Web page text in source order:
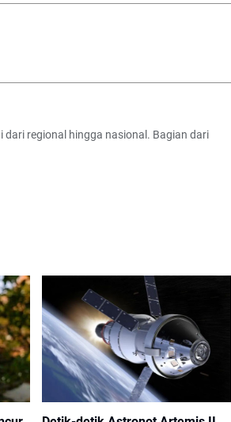
regional hingga nasional. Bagian dari